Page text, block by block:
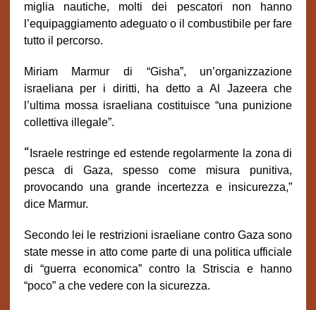
miglia nautiche, molti dei pescatori non hanno
l’equipaggiamento adeguato o il combustibile per fare
tutto il percorso.
Miriam Marmur di “Gisha”, un’organizzazione
israeliana per i diritti, ha detto a Al Jazeera che
l’ultima mossa israeliana costituisce “una punizione
collettiva illegale”.
“ Israele restringe ed estende regolarmente la zona di
pesca di Gaza, spesso come misura punitiva,
provocando una grande incertezza e insicurezza,”
dice Marmur.
Secondo lei le restrizioni israeliane contro Gaza sono
state messe in atto come parte di una politica ufficiale
di “guerra economica” contro la Striscia e hanno
“poco” a che vedere con la sicurezza.